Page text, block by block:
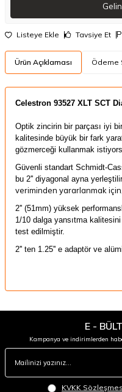
Listeye Ekle Tavsiye Et
Ürün Açıklaması Ödeme
Celestron 93527 XLT SCT
Optik zincirin bir parçası iyi bir
kalitesinde büyük bir fark
gözmerceği kullanmak
Güvenli standart Schmidt-
bu 2'' diyagonal ayna
veriminden yararlanmak için
2'' (51mm) yüksek
1/10 dalga yansıtma
test edilmiştir.
2'' ten 1.25'' e adaptör ve
E -
Kampanya ve indirimlerden
KVKK